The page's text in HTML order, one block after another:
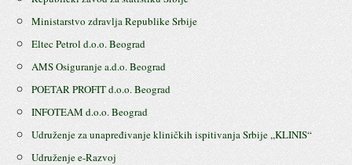
Ministarstvo zdravlja Republike Srbije
Eltec Petrol d.o.o. Beograd
AMS Osiguranje a.d.o. Beograd
POETAR PROFIT d.o.o. Beograd
INFOTEAM d.o.o. Beograd
Udruženje za unapređivanje kliničkih ispitivanja Srbije ,,KLINIS“
Udruženje e-Razvoj